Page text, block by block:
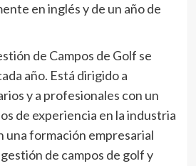
en inglés y de un año de
de Campos de Golf se
año. Está dirigido a
y a profesionales con un
de experiencia en la industria
una formación empresarial
de campos de golf y